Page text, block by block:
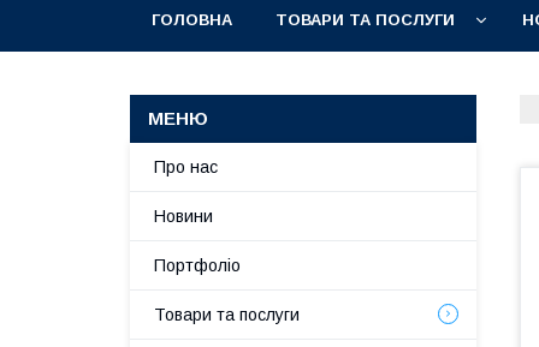
ГОЛОВНА ТОВАРИ ТА ПОСЛУГИ
Про нас
Новини
Портфоліо
Товари та послуги